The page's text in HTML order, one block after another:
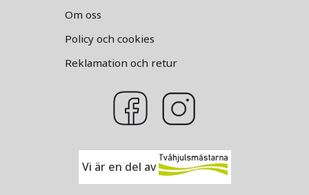
Om oss
Policy och cookies
Reklamation och retur
Vi är en del av